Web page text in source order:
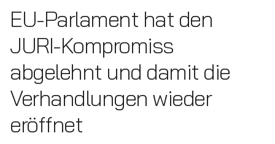
EU-Parlament hat den
JURI-Kompromiss
abgelehnt und damit die
Verhandlungen wieder
eröffnet